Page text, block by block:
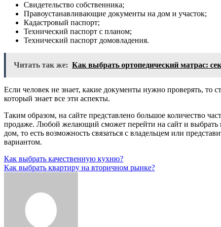
Свидетельство собственника;
Правоустанавливающие документы на дом и участок;
Кадастровый паспорт;
Технический паспорт с планом;
Технический паспорт домовладения.
Читать так же: Как выбрать ортопедический матрас:
Если человек не знает, какие документы нужно проверять, то
который знает все эти аспекты.
Таким образом, на сайте представлено большое количество
продаже. Любой желающий сможет перейти на сайт и выбрать
дом, то есть возможность связаться с владельцем или
вариантом.
Навигация
по
Как выбрать качественную кухню?
Как выбрать квартиру на вторичном рынке?